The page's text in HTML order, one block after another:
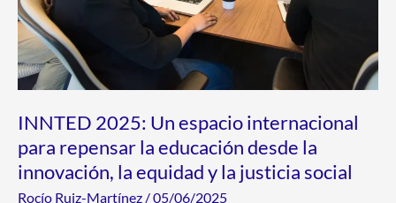
INNTED 2025: Un espacio internacional
para repensar la educación desde la
innovación, la equidad y la justicia social
Rocío Ruiz-Martínez /05/06/2025
repensar
la
educación
desde
innovación,
la
equidad